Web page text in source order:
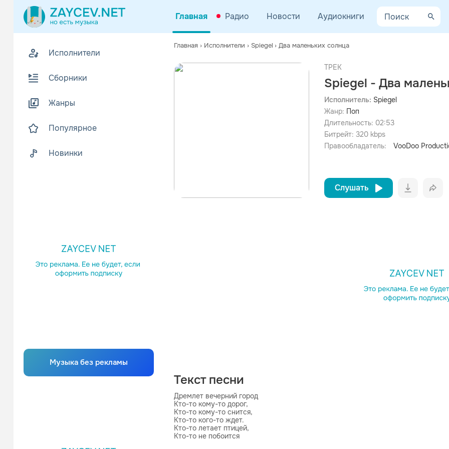
Главная Радио Новости Аудиокниги
Исполнители
Сборники
Жанры
Популярное
Новинки
Музыка без рекламы
Главная › Исполнители › Spiegel › Два маленьких солнца
ТРЕК
Spiegel - Два
Исполнитель: Spiegel
Жанр: Поп
Длительность: 02:53
Битрейт: 320 kbps
Правообладатель:
VooDoo
Слушать
просмотра рекламы
оформления подписки.
После просмотра Вы сможете скачать 3 файла без
дополнительной рекламы!
Текст песни
Дремлет вечерний город
Кто-то кому-то дорог,
Кто-то кому-то снится,
Кто-то кого-то ждет.
Кто-то летает птицей,
Кто-то не побоится